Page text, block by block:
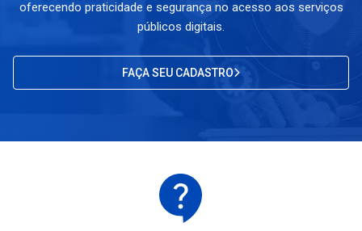
oferecendo praticidade e segurança no acesso aos serviços
públicos digitais.
FAÇA SEU CADASTRO